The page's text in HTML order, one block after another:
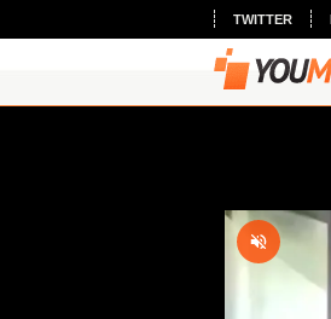
TWITTER